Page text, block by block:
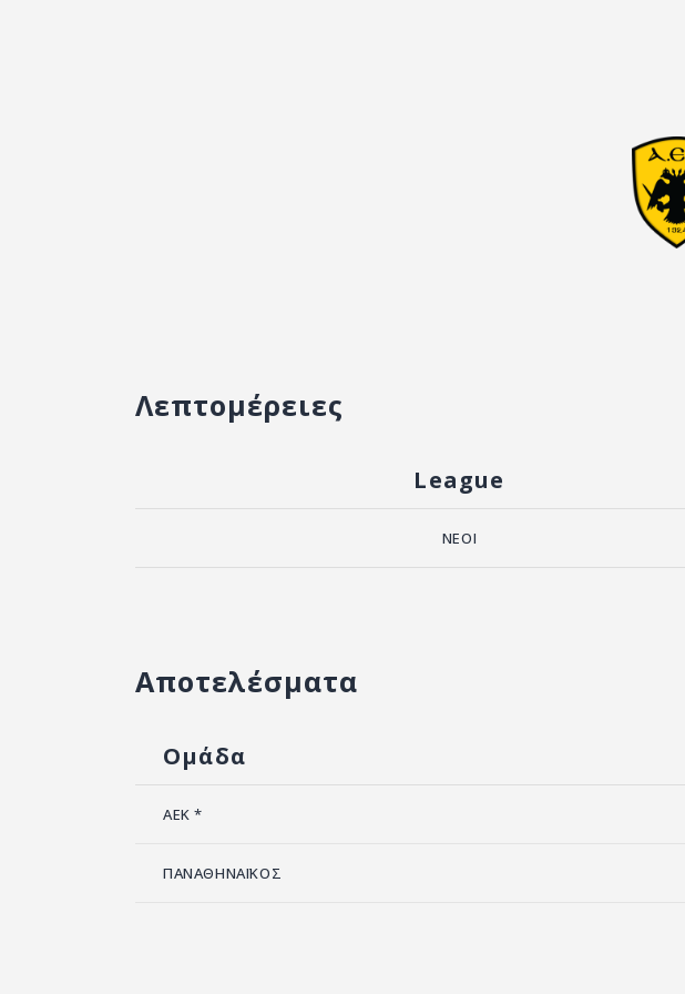
Λεπτομέρειες
League
ΝΕΟΙ
Αποτελέσματα
Ομάδα
ΑΕΚ *
ΠΑΝΑΘΗΝΑΪΚΟΣ